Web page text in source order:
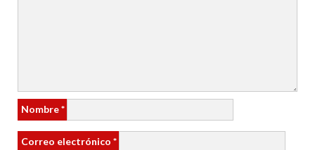
Nombre*
Correo electrónico *